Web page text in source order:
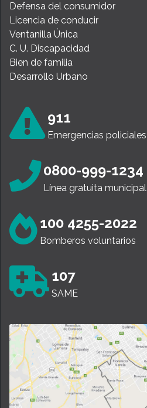
Defensa del consumidor
Licencia de conducir
Ventanilla Única
C. U. Discapacidad
Bien de familia
Desarrollo Urbano
911
Emergencias policiales
0800-999-1234
Línea gratuita municipal
100 4255-2022
Bomberos voluntarios
107
SAME